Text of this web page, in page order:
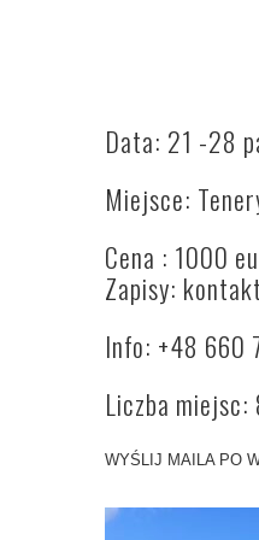
Data: 21 -28
Miejsce:
Cena : 1000
Zapisy:
Info: +48 660
Liczba miejsc:
WYŚLIJ MAILA PO